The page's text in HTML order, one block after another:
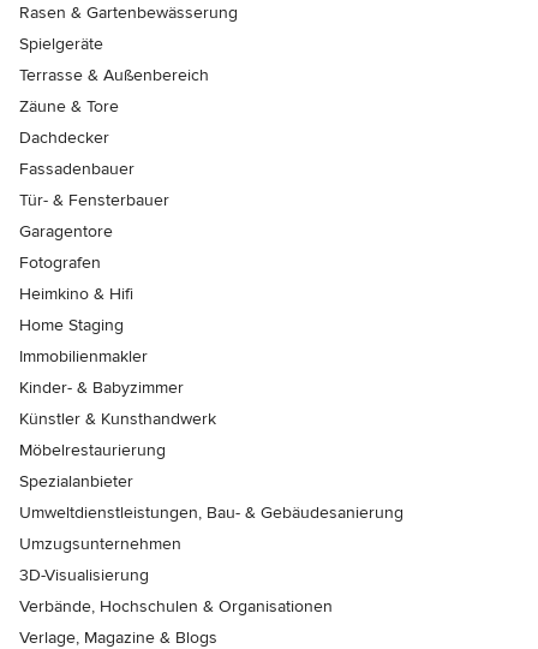
Rasen & Gartenbewässerung
Spielgeräte
Terrasse & Außenbereich
Zäune & Tore
Dachdecker
Fassadenbauer
Tür- & Fensterbauer
Garagentore
Fotografen
Heimkino & Hifi
Home Staging
Immobilienmakler
Kinder- & Babyzimmer
Künstler & Kunsthandwerk
Möbelrestaurierung
Spezialanbieter
Umweltdienstleistungen, Bau- & Gebäudesanierung
Umzugsunternehmen
3D-Visualisierung
Verbände, Hochschulen & Organisationen
Verlage, Magazine & Blogs